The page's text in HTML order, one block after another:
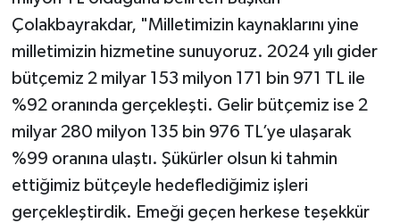
Çolakbayrakdar, "Milletimizin kaynaklarını yine
milletimizin hizmetine sunuyoruz. 2024 yılı gider
bütçemiz 2 milyar 153 milyon 171 bin 971 TL ile
%92 oranında gerçekleşti. Gelir bütçemiz ise 2
milyar 280 milyon 135 bin 976 TL’ye ulaşarak
%99 oranına ulaştı. Şükürler olsun ki tahmin
ettiğimiz bütçeyle hedeflediğimiz işleri
gerçekleştirdik. Emeği geçen herkese teşekkür